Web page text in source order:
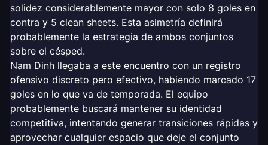
solidez considerablemente mayor con solo 8 goles en
contra y 5 clean sheets. Esta asimetría definirá
probablemente la estrategia de ambos conjuntos
sobre el césped.
Nam Dinh llegaba a este encuentro con un registro
ofensivo discreto pero efectivo, habiendo marcado 17
goles en lo que va de temporada. El equipo
probablemente buscará mantener su identidad
competitiva, intentando generar transiciones rápidas y
aprovechar cualquier espacio que deje el conjunto